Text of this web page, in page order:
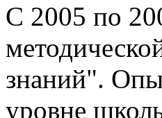
С 2005 по
знаний".
уровне